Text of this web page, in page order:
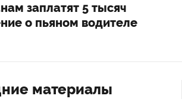
заплатят 5 тысяч
о пьяном водителе
материалы